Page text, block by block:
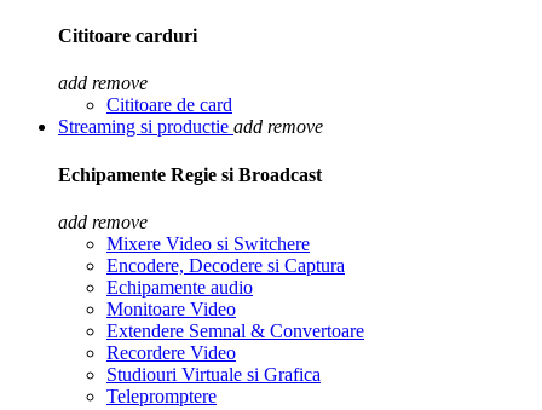
Cititoare carduri
add remove
Cititoare de card
Streaming si productie add remove
Echipamente Regie si Broadcast
add remove
Mixere Video si Switchere
Encodere, Decodere si Captura
Echipamente audio
Monitoare Video
Extendere Semnal & Convertoare
Recordere Video
Studiouri Virtuale si Grafica
Telepromptere